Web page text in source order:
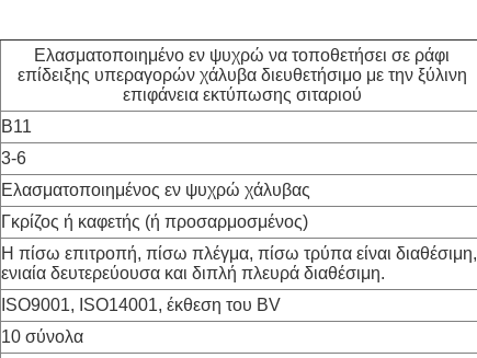
Ελασματοποιημένο εν ψυχρώ να τοποθετήσει σε ράφι
επίδειξης υπεραγορών χάλυβα διευθετήσιμο με την ξύλινη
επιφάνεια εκτύπωσης σιταριού
B11
3-6
Ελασματοποιημένος εν ψυχρώ χάλυβας
Γκρίζος ή καφετής (ή προσαρμοσμένος)
Η πίσω επιτροπή, πίσω πλέγμα, πίσω τρύπα είναι διαθέσιμη,
ενιαία δευτερεύουσα και διπλή πλευρά διαθέσιμη.
ISO9001, ISO14001, έκθεση του BV
10 σύνολα